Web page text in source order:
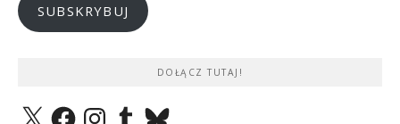
SUBSKRYBUJ
DOŁĄCZ TUTAJ!
X FacebookInstagramTumblrBluesky